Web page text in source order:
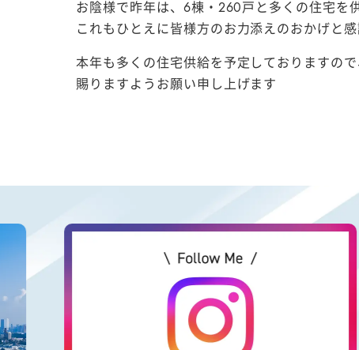
お陰様で昨年は、6棟・260戸と多くの住宅を
これもひとえに皆様方のお力添えのおかげと
本年も多くの住宅供給を予定しておりますの
賜りますようお願い申し上げます